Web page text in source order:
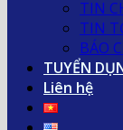
TIN
TIN
BÁO
TUYỂN
Liên hệ